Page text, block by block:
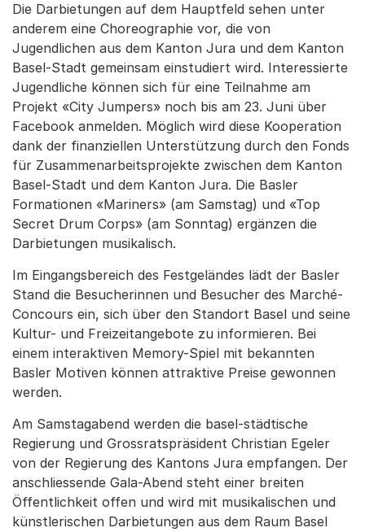
Die Darbietungen auf dem Hauptfeld sehen unter
anderem eine Choreographie vor, die von
Jugendlichen aus dem Kanton Jura und dem Kanton
Basel-Stadt gemeinsam einstudiert wird. Interessierte
Jugendliche können sich für eine Teilnahme am
Projekt «City Jumpers» noch bis am 23. Juni über
Facebook anmelden. Möglich wird diese Kooperation
dank der finanziellen Unterstützung durch den Fonds
für Zusammenarbeitsprojekte zwischen dem Kanton
Basel-Stadt und dem Kanton Jura. Die Basler
Formationen «Mariners» (am Samstag) und «Top
Secret Drum Corps» (am Sonntag) ergänzen die
Darbietungen musikalisch.
Im Eingangsbereich des Festgeländes lädt der Basler
Stand die Besucherinnen und Besucher des Marché-
Concours ein, sich über den Standort Basel und seine
Kultur- und Freizeitangebote zu informieren. Bei
einem interaktiven Memory-Spiel mit bekannten
Basler Motiven können attraktive Preise gewonnen
werden.
Am Samstagabend werden die basel-städtische
Regierung und Grossratspräsident Christian Egeler
von der Regierung des Kantons Jura empfangen. Der
anschliessende Gala-Abend steht einer breiten
Öffentlichkeit offen und wird mit musikalischen und
künstlerischen Darbietungen aus dem Raum Basel